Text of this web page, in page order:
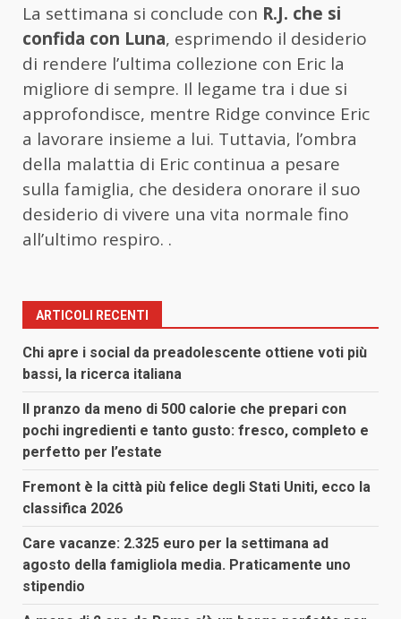
La settimana si conclude con R.J. che si
confida con Luna, esprimendo il desiderio
di rendere l’ultima collezione con Eric la
migliore di sempre. Il legame tra i due si
approfondisce, mentre Ridge convince Eric
a lavorare insieme a lui. Tuttavia, l’ombra
della malattia di Eric continua a pesare
sulla famiglia, che desidera onorare il suo
desiderio di vivere una vita normale fino
all’ultimo respiro. .
ARTICOLI RECENTI
Chi apre i social da preadolescente ottiene voti più
bassi, la ricerca italiana
Il pranzo da meno di 500 calorie che prepari con
pochi ingredienti e tanto gusto: fresco, completo e
perfetto per l’estate
Fremont è la città più felice degli Stati Uniti, ecco la
classifica 2026
Care vacanze: 2.325 euro per la settimana ad
agosto della famigliola media. Praticamente uno
stipendio